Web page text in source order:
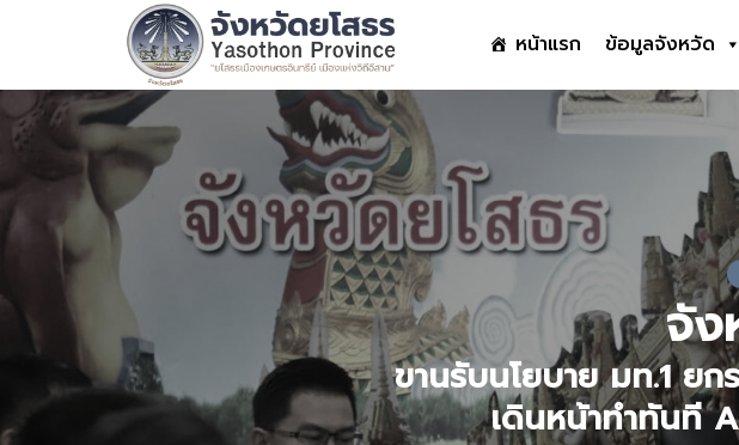
หน้าแรก ข้อมูลจังหวัด
Search
จัง
ขานรับนโยบาย มท.1 ย
เดินหน้าทำทันที